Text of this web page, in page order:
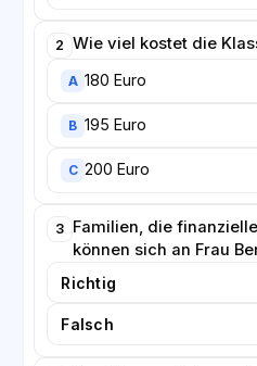
2 Wie viel kostet die
A 180 Euro
B 195 Euro
C 200 Euro
3 Familien, die
können sich an Frau
Richtig
Falsch